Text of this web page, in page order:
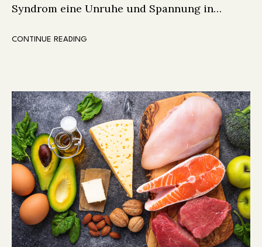
Syndrom eine Unruhe und Spannung in…
CONTINUE READING